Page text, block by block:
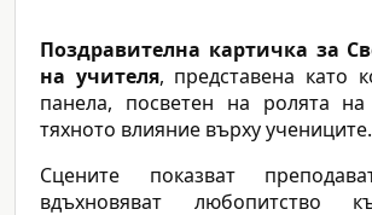
Поздравителна картичка за
на учителя, представена като
панела, посветен на ролята
тяхното влияние върху учениците.
Сцените показват
вдъхновяват любопитство